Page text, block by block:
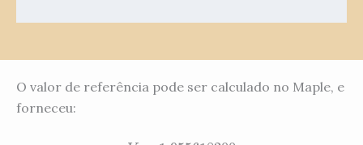
O valor de referência pode ser calculado no Maple, e
forneceu: